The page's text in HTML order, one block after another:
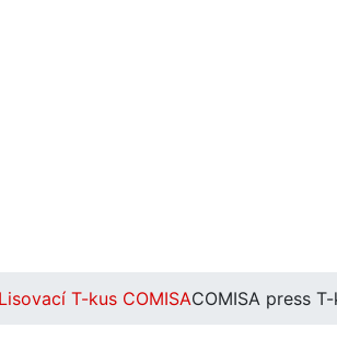
Lisovací T-kus COMISACOMISA press